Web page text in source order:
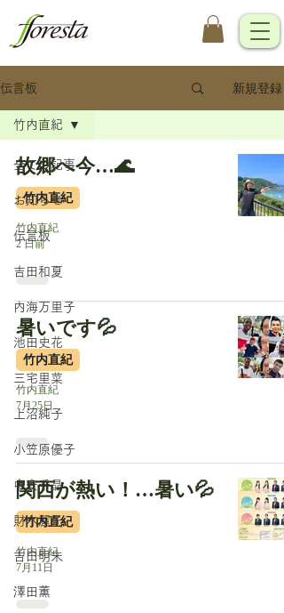
伝言板 新規登録
全ての記事
お知らせ
伝言板
吉田和夏
内海万里子
池田史花
三宅里菜
上沼純子
小笠原優子
中安千晶
財木麗子
吉田明未
澤田薫
竹内直紀
故郷へ今…🌊
竹内直紀
竹内直紀
2 日前
暑いです💦
竹内直紀
竹内直紀
7月25日
関西が熱い！…暑い💦
竹内直紀
竹内直紀
7月11日